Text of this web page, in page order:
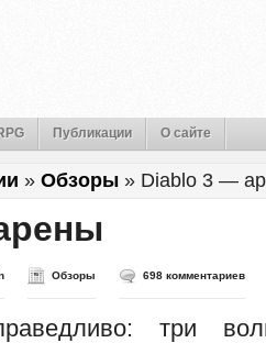
Публикации О сайте
» Обзоры » Diablo 3 —
Обзоры 698 комментариев
три